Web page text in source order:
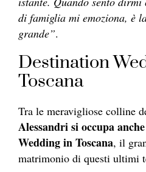
di famiglia mi emoziona, è
grande”.
Destination
Toscana
Tra le meravigliose colline
Alessandri si occupa
Wedding in Toscana, il
matrimonio di questi ultimi